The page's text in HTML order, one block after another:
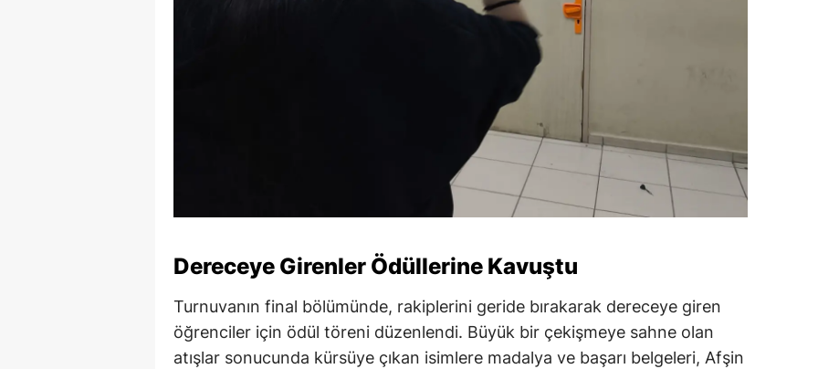
Dereceye Girenler Ödüllerine Kavuştu
Turnuvanın final bölümünde, rakiplerini geride bırakarak dereceye giren
öğrenciler için ödül töreni düzenlendi. Büyük bir çekişmeye sahne olan
atışlar sonucunda kürsüye çıkan isimlere madalya ve başarı belgeleri, Afşin